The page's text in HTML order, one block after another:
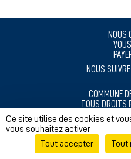
NOUS
NOUS SUIVRE
COMMUNE
TOUS DROITS
RÉALISÉ AVEC ❤️
Ce site utilise des cookies et
vous souhaitez activer
Tout accepter
Tout